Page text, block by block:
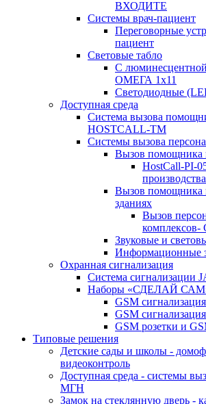
ВХОДИТЕ
Системы врач-пациент
Переговорные
пациент
Световые табло
С
ОМЕГА 1х11
Светодиодные
Доступная среда
Система вызова
HOSTCALL-TM
Системы вызова
Вызов помощника
HostCall-PI-
Вызов помощника
зданиях
Вызов
комплексов-
Звуковые и
Информационные
Охранная сигнализация
Система сигнализации
Наборы «СДЕЛАЙ
GSM
GSM
GSM розетки и
Типовые решения
Детские сады и школы -
видеоконтроль
Доступная среда - системы
МГН
Замок на стеклянную дверь -